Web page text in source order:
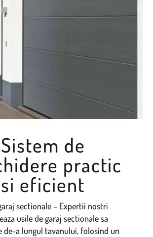
Sistem de
practic
si eficient
sectionale – Expertii nostri
usile de garaj sectionale sa
de-a lungul tavanului, folosind un